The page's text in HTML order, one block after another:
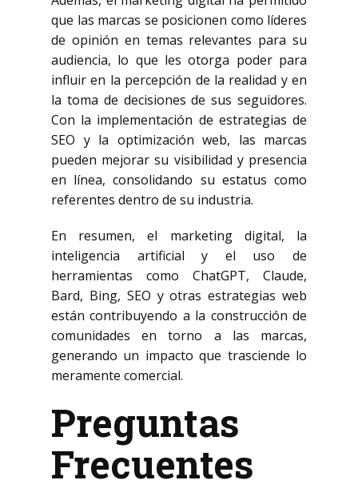
que las marcas se posicionen como líderes
de opinión en temas relevantes para su
audiencia, lo que les otorga poder para
influir en la percepción de la realidad y en
la toma de decisiones de sus seguidores.
Con la implementación de estrategias de
SEO y la optimización web, las marcas
pueden mejorar su visibilidad y presencia
en línea, consolidando su estatus como
referentes dentro de su industria.
En resumen, el marketing digital, la
inteligencia artificial y el uso de
herramientas como ChatGPT, Claude,
Bard, Bing, SEO y otras estrategias web
están contribuyendo a la construcción de
comunidades en torno a las marcas,
generando un impacto que trasciende lo
meramente comercial.
Preguntas
Frecuentes